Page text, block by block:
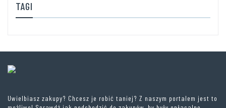
TAGI
Uwielbiasz zakupy? Chcesz je robić taniej? Z naszym portalem jest to